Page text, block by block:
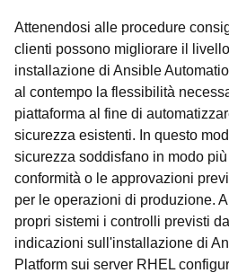
Attenendosi alle procedure
clienti possono migliorare il
installazione di Ansible
al contempo la flessibilità
piattaforma al fine di
sicurezza esistenti. In questo
sicurezza soddisfano in modo
conformità o le approvazioni
per le operazioni di produzione.
propri sistemi i controlli previsti
indicazioni sull'installazione di
Platform sui server RHEL